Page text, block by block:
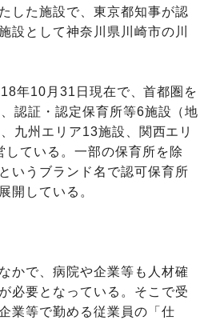
した施設で、東京都知事が認
設として神奈川県川崎市の川
年10月31日現在で、首都圏を
認証・認定保育所等6施設（地
九州エリア13施設、関西エリ
している。一部の保育所を除
いうブランド名で認可保育所
開している。
かで、病院や企業等も人材確
必要となっている。そこで受
業等で勤める従業員の「仕